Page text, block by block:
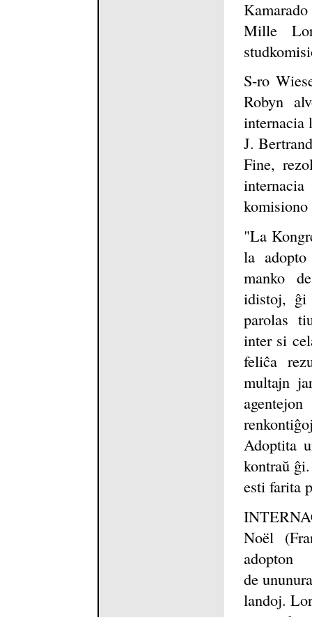
Mille
S-ro
Robyn
internacia
J.
Fine,
"La
la
manko
idistoj, ĝi
parolas
inter si
feliĉa
multajn
Adoptita
kontraŭ
esti farita
Noël
adopton
de
landoj.